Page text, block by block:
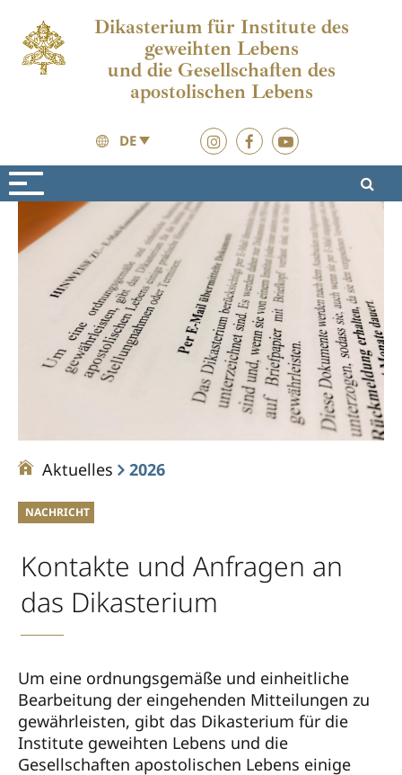
Dikasterium für Institute des
geweihten Lebens
und die Gesellschaften des
apostolischen Lebens
DE
Aktuelles 2026
NACHRICHT
Kontakte und Anfragen an
das Dikasterium
Um eine ordnungsgemäße und einheitliche
Bearbeitung der eingehenden Mitteilungen zu
gewährleisten, gibt das Dikasterium für die
Institute geweihten Lebens und die
Gesellschaften apostolischen Lebens einige